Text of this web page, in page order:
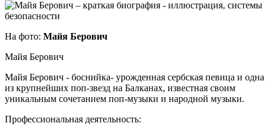
На фото: Майя Берович
Майя Берович
Майя Берович - боснийка- урожденная сербская певица и одна
из крупнейших поп-звезд на Балканах, известная своим
уникальным сочетанием поп-музыки и народной музыки.
Профессиональная деятельность: